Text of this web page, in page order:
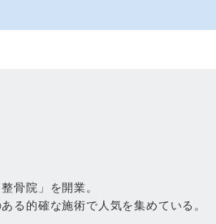
骨院」を開業。
る的確な施術で人気を集めている。